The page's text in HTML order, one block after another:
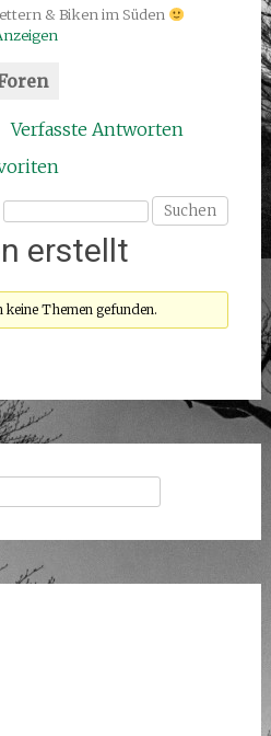
& Biken im Süden
Verfasste Antworten
erstellt
Themen gefunden.